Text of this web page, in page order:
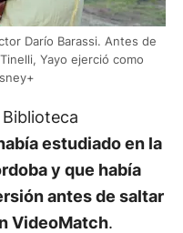
Darío Barassi. Antes de
Yayo ejerció como
estudiado en la
y que había
antes de saltar
VideoMatch.